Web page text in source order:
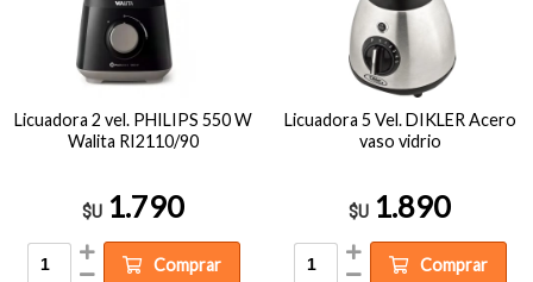
Licuadora 2 vel. PHILIPS 550 W
Walita RI2110/90
$U 1.790
Comprar
Licuadora 5 Vel. DIKLER Acero
vaso vidrio
$U 1.890
Comprar